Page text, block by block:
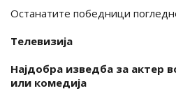
Останатите победници
Телевизија
Најдобра изведба за актер
или комедија